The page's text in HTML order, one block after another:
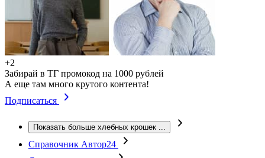
+2
Забирай в ТГ промокод на 1000 рублей
А еще там много крутого контента!
Подписаться
Показать больше хлебных крошек ...
Справочник Автор24